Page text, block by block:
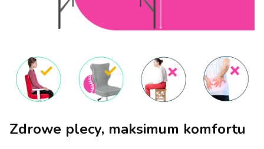
Zdrowe plecy, maksimum komfortu